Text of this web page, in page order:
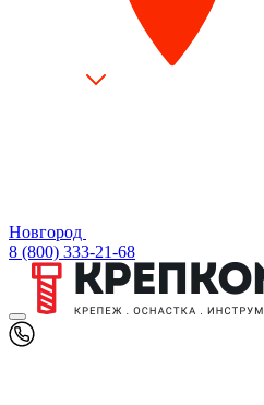
Новгород
8 (800) 333-21-68